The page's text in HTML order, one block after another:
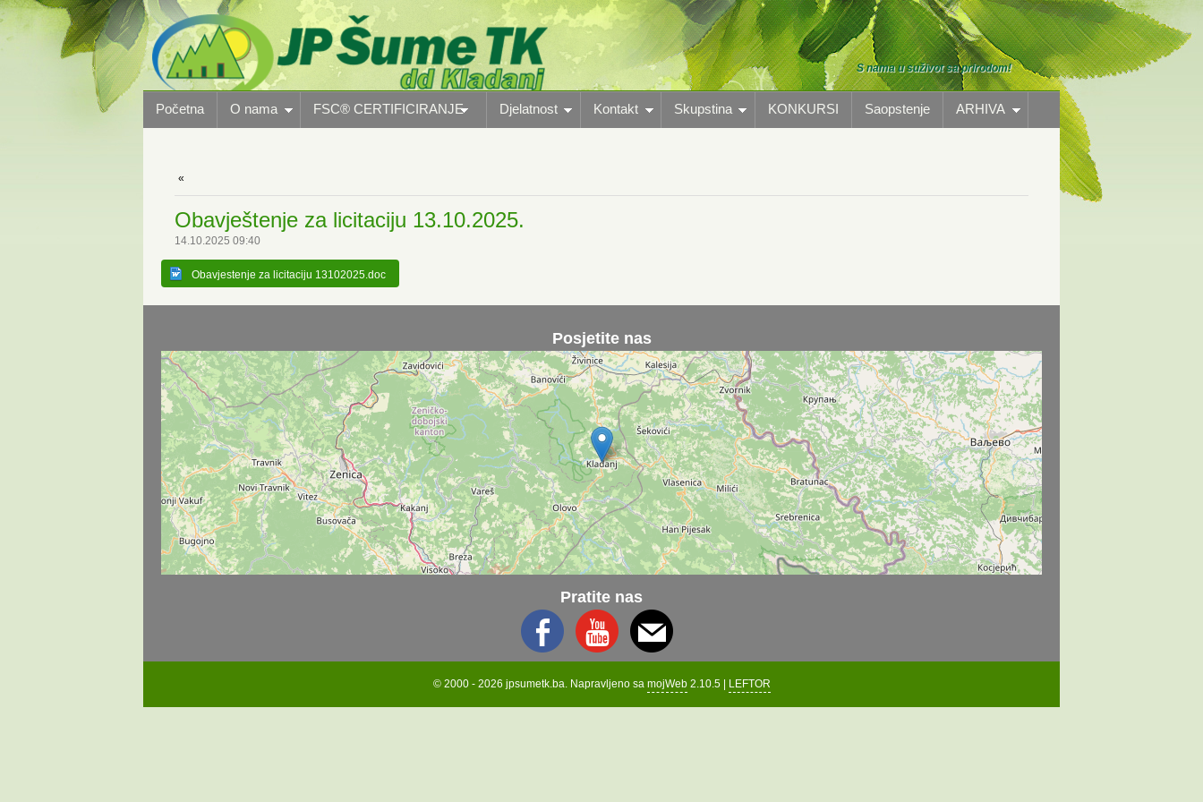
S nama u suživot sa prirodom!
Početna O nama FSC® CERTIFICIRANJE Djelatnost Kontakt Skupstina KONKURSI Saopstenje ARHIVA
Obavještenje za licitaciju 13.10.2025.
14.10.2025 09:40
Obavjestenje za licitaciju 13102025.doc
Posjetite nas
Pratite nas
© 2000 - 2026 jpsumetk.ba. Napravljeno sa mojWeb2.10.5 | LEFTOR